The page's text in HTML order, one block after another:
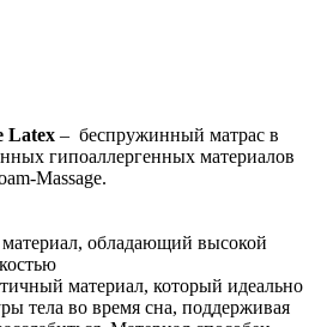
Latex – беспружинный матрас в
гипоаллергенных материалов
Massage.
обладающий высокой
материал, который идеально
тела во время сна, поддерживая